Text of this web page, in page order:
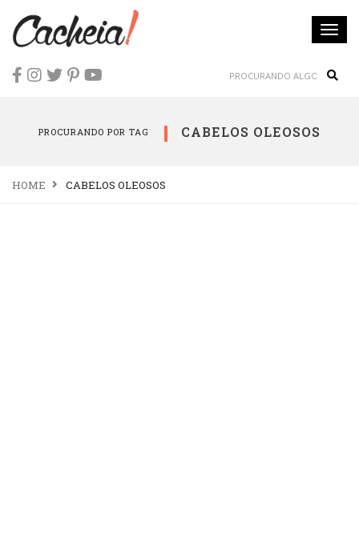
PROCURANDO POR TAG CABELOS OLEOSOS
HOME CABELOS OLEOSOS